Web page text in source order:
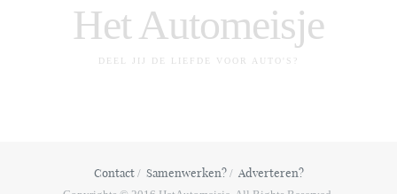
Het Automeisje
DEEL JIJ DE LIEFDE VOOR AUTO'S?
Contact Samenwerken? Adverteren?